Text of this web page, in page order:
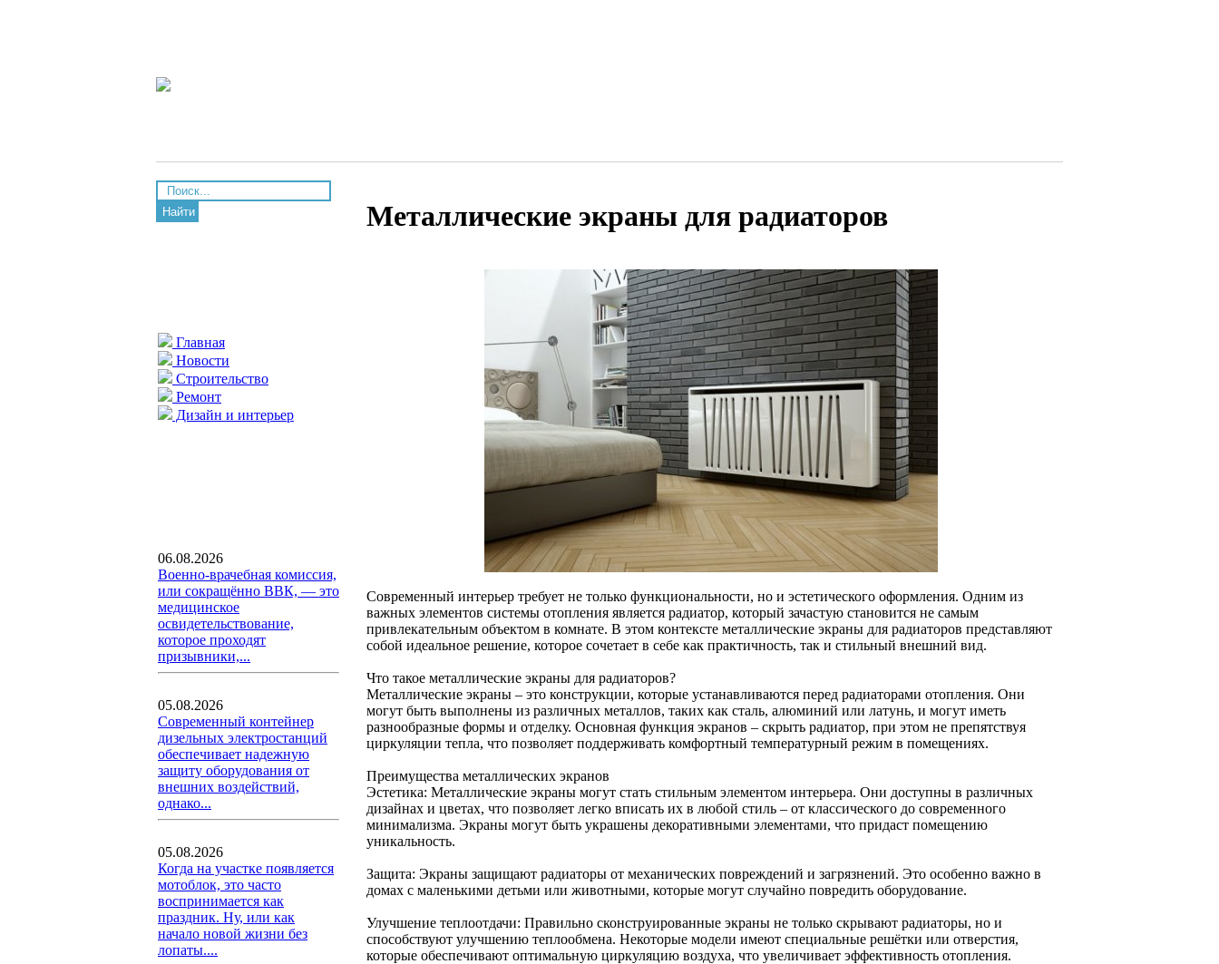
Найти
Главная
Новости
Строительство
Ремонт
Дизайн и интерьер
06.08.2026
Военно-врачебная комиссия,
или сокращённо ВВК, — это
медицинское
освидетельствование,
которое проходят
призывники,...
05.08.2026
Современный контейнер
дизельных электростанций
обеспечивает надежную
защиту оборудования от
внешних воздействий,
однако...
05.08.2026
Когда на участке появляется
мотоблок, это часто
воспринимается как
праздник. Ну, или как
начало новой жизни без
лопаты....
Металлические экраны для радиаторов
Современный интерьер требует не только функциональности, но и эстетического оформления. Одним из
важных элементов системы отопления является радиатор, который зачастую становится не самым
привлекательным объектом в комнате. В этом контексте металлические экраны для радиаторов представляют
собой идеальное решение, которое сочетает в себе как практичность, так и стильный внешний вид.
Что такое металлические экраны для радиаторов?
Металлические экраны – это конструкции, которые устанавливаются перед радиаторами отопления. Они
могут быть выполнены из различных металлов, таких как сталь, алюминий или латунь, и могут иметь
разнообразные формы и отделку. Основная функция экранов – скрыть радиатор, при этом не препятствуя
циркуляции тепла, что позволяет поддерживать комфортный температурный режим в помещениях.
Преимущества металлических экранов
Эстетика: Металлические экраны могут стать стильным элементом интерьера. Они доступны в различных
дизайнах и цветах, что позволяет легко вписать их в любой стиль – от классического до современного
минимализма. Экраны могут быть украшены декоративными элементами, что придаст помещению
уникальность.
Защита: Экраны защищают радиаторы от механических повреждений и загрязнений. Это особенно важно в
домах с маленькими детьми или животными, которые могут случайно повредить оборудование.
Улучшение теплоотдачи: Правильно сконструированные экраны не только скрывают радиаторы, но и
способствуют улучшению теплообмена. Некоторые модели имеют специальные решётки или отверстия,
которые обеспечивают оптимальную циркуляцию воздуха, что увеличивает эффективность отопления.